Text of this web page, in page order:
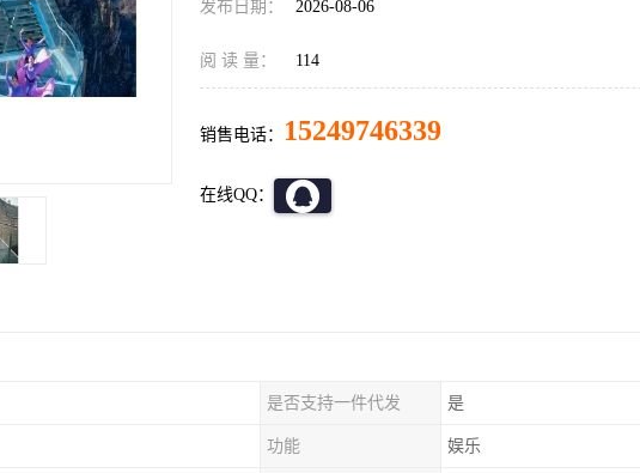
发布日期： 2026-08-06
阅 读 量： 114
销售电话： 15249746339
在线QQ：
是否支持一件代发 是
功能 娱乐